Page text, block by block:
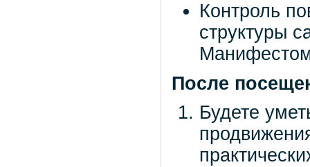
Контроль
структуры
После
Будете